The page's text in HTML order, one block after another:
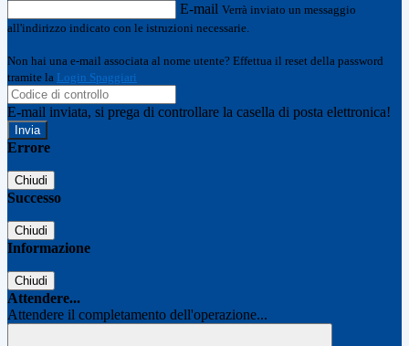
E-mail Verrà inviato un messaggio
all'indirizzo indicato con le istruzioni necessarie.
Non hai una e-mail associata al nome utente? Effettua il reset della password
tramite la Login Spaggiari
E-mail inviata, si prega di controllare la casella di posta elettronica!
Errore
Chiudi
Successo
Chiudi
Informazione
Chiudi
Attendere...
Attendere il completamento dell'operazione...